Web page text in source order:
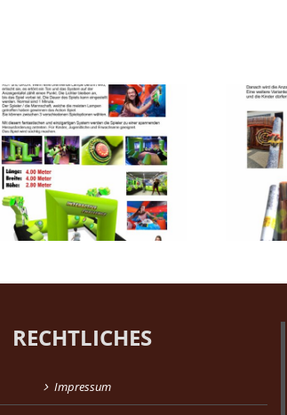
Axtwerfen aufblasbar
RECHTLICHES
Impressum